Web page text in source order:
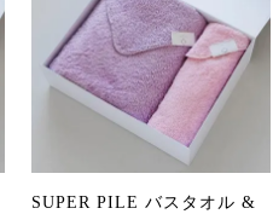
SUPER PILE バスタオル &